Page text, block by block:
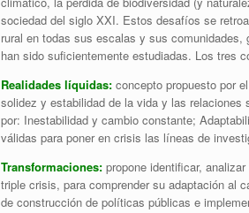
sociedad del siglo XXI. Estos desafíos se
rural en todas sus escalas y sus
han sido suficientemente estudiadas. Los tres
Realidades líquidas: concepto propuesto por
solidez y estabilidad de la vida y las relaciones
por: Inestabilidad y cambio constante;
válidas para poner en crisis las líneas de
Transformaciones: propone identificar,
triple crisis, para comprender su adaptación al
de construcción de políticas públicas e